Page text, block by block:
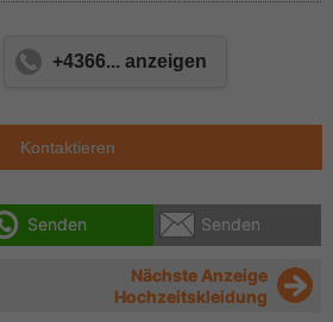
+4366... anzeigen
Kontaktieren
Senden Senden
Nächste Anzeige
Hochzeitskleidung